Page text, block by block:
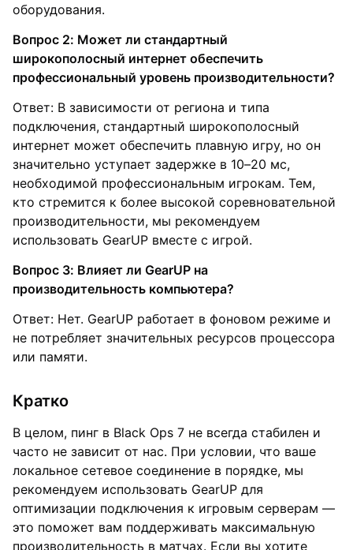
оборудования.
Вопрос 2: Может ли стандартный
широкополосный интернет обеспечить
профессиональный уровень производительности?
Ответ: В зависимости от региона и типа
подключения, стандартный широкополосный
интернет может обеспечить плавную игру, но он
значительно уступает задержке в 10–20 мс,
необходимой профессиональным игрокам. Тем,
кто стремится к более высокой соревновательной
производительности, мы рекомендуем
использовать GearUP вместе с игрой.
Вопрос 3: Влияет ли GearUP на
производительность компьютера?
Ответ: Нет. GearUP работает в фоновом режиме и
не потребляет значительных ресурсов процессора
или памяти.
Кратко
В целом, пинг в Black Ops 7 не всегда стабилен и
часто не зависит от нас. При условии, что ваше
локальное сетевое соединение в порядке, мы
рекомендуем использовать GearUP для
оптимизации подключения к игровым серверам —
это поможет вам поддерживать максимальную
производительность в матчах. Если вы хотите